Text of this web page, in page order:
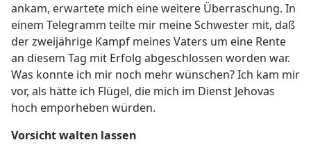
ankam, erwartete mich eine weitere Überraschung. In
einem Telegramm teilte mir meine Schwester mit, daß
der zweijährige Kampf meines Vaters um eine Rente
an diesem Tag mit Erfolg abgeschlossen worden war.
Was konnte ich mir noch mehr wünschen? Ich kam mir
vor, als hätte ich Flügel, die mich im Dienst Jehovas
hoch emporheben würden.
Vorsicht walten lassen